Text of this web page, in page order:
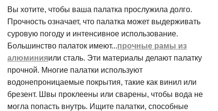
Вы хотите, чтобы ваша палатка прослужила долго.
Прочность означает, что палатка может выдерживать
суровую погоду и интенсивное использование.
Большинство палаток имеют...прочные рамы из
алюминияили сталь. Эти материалы делают палатку
прочной. Многие палатки используют
водонепроницаемые покрытия, такие как винил или
брезент. Швы проклеены или сварены, чтобы вода не
могла попасть внутрь. Ищите палатки, способные